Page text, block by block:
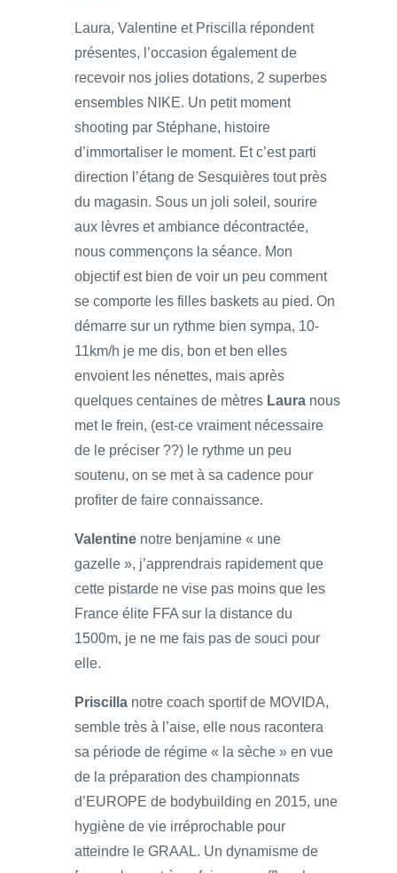
Laura, Valentine et Priscilla répondent
présentes, l’occasion également de
recevoir nos jolies dotations, 2 superbes
ensembles NIKE. Un petit moment
shooting par Stéphane, histoire
d’immortaliser le moment. Et c’est parti
direction l’étang de Sesquières tout près
du magasin. Sous un joli soleil, sourire
aux lèvres et ambiance décontractée,
nous commençons la séance. Mon
objectif est bien de voir un peu comment
se comporte les filles baskets au pied. On
démarre sur un rythme bien sympa, 10-
11km/h je me dis, bon et ben elles
envoient les nénettes, mais après
quelques centaines de mètres Laura nous
met le frein, (est-ce vraiment nécessaire
de le préciser ??) le rythme un peu
soutenu, on se met à sa cadence pour
profiter de faire connaissance.
Valentine notre benjamine « une
gazelle », j’apprendrais rapidement que
cette pistarde ne vise pas moins que les
France élite FFA sur la distance du
1500m, je ne me fais pas de souci pour
elle.
Priscilla notre coach sportif de MOVIDA,
semble très à l’aise, elle nous racontera
sa période de régime « la sèche » en vue
de la préparation des championnats
d’EUROPE de bodybuilding en 2015, une
hygiène de vie irréprochable pour
atteindre le GRAAL. Un dynamisme de